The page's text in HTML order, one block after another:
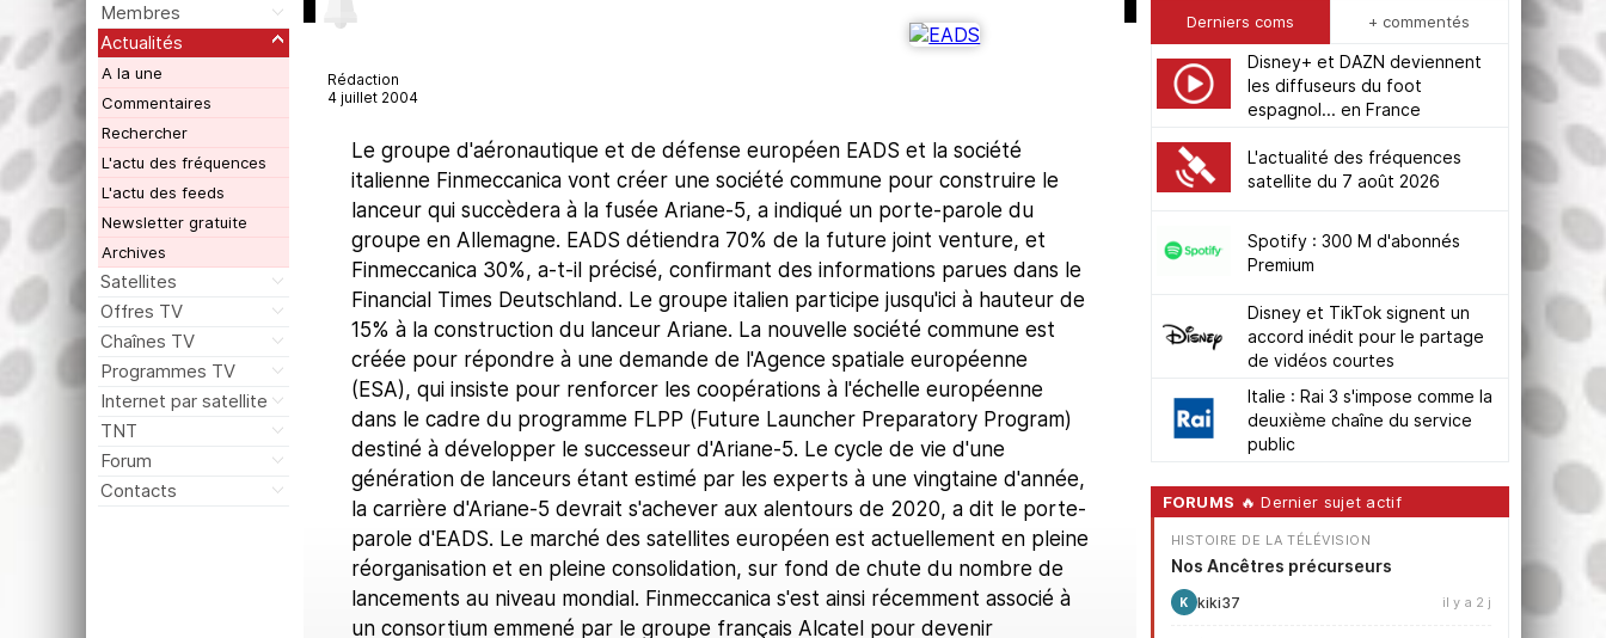
Membres
Actualités
A la une
Commentaires
Rechercher
L'actu des fréquences
L'actu des feeds
Newsletter gratuite
Archives
Satellites
Offres TV
Chaînes TV
Programmes TV
Internet par satellite
TNT
Forum
Contacts
Rédaction
4 juillet 2004
Le groupe d'aéronautique et de défense européen EADS et la société
italienne Finmeccanica vont créer une société commune pour construire le
lanceur qui succèdera à la fusée Ariane-5, a indiqué un porte-parole du
groupe en Allemagne. EADS détiendra 70% de la future joint venture, et
Finmeccanica 30%, a-t-il précisé, confirmant des informations parues dans le
Financial Times Deutschland. Le groupe italien participe jusqu'ici à hauteur de
15% à la construction du lanceur Ariane. La nouvelle société commune est
créée pour répondre à une demande de l'Agence spatiale européenne
(ESA), qui insiste pour renforcer les coopérations à l'échelle européenne
dans le cadre du programme FLPP (Future Launcher Preparatory Program)
destiné à développer le successeur d'Ariane-5. Le cycle de vie d'une
génération de lanceurs étant estimé par les experts à une vingtaine d'année,
la carrière d'Ariane-5 devrait s'achever aux alentours de 2020, a dit le porte-
parole d'EADS. Le marché des satellites européen est actuellement en pleine
réorganisation et en pleine consolidation, sur fond de chute du nombre de
lancements au niveau mondial. Finmeccanica s'est ainsi récemment associé à
un consortium emmené par le groupe français Alcatel pour devenir
Derniers coms + commentés
Disney+ et DAZN deviennent
les diffuseurs du foot
espagnol... en France
L'actualité des fréquences
satellite du 7 août 2026
Spotify : 300 M d'abonnés
Premium
Disney et TikTok signent un
accord inédit pour le partage
de vidéos courtes
Italie : Rai 3 s'impose comme la
deuxième chaîne du service
public
FORUMS 🔥 Dernier sujet actif
HISTOIRE DE LA TÉLÉVISION
Nos Ancêtres précurseurs
K kiki37 il y a 2 j